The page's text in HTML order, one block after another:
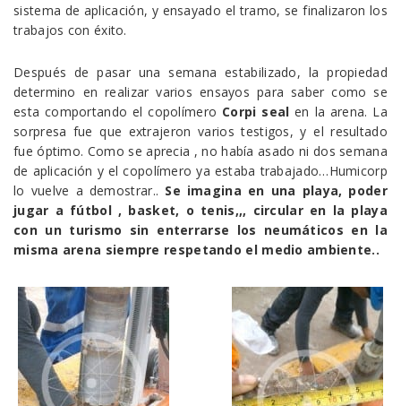
sistema de aplicación, y ensayado el tramo, se finalizaron los
trabajos con éxito.
Después de pasar una semana estabilizado, la propiedad
determino en realizar varios ensayos para saber como se
esta comportando el copolímero Corpi seal en la arena. La
sorpresa fue que extrajeron varios testigos, y el resultado
fue óptimo. Como se aprecia , no había asado ni dos semana
de aplicación y el copolímero ya estaba trabajado…Humicorp
lo vuelve a demostrar.. Se imagina en una playa, poder
jugar a fútbol , basket, o tenis,,, circular en la playa
con un turismo sin enterrarse los neumáticos en la
misma arena siempre respetando el medio ambiente..